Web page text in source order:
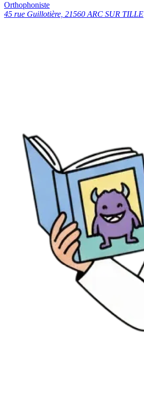
Orthophoniste
45 rue Guillotière, 21560 ARC SUR TILLE